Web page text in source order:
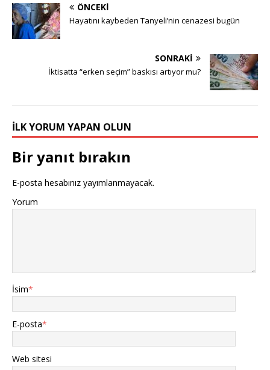
ÖNCEKI
Hayatını kaybeden Tanyeli’nin cenazesi bugün
SONRAKI
İktisatta “erken seçim” baskısı artıyor mu?
İLK YORUM YAPAN OLUN
Bir yanıt bırakın
E-posta hesabınız yayımlanmayacak.
Yorum
İsim*
E-posta*
Web sitesi